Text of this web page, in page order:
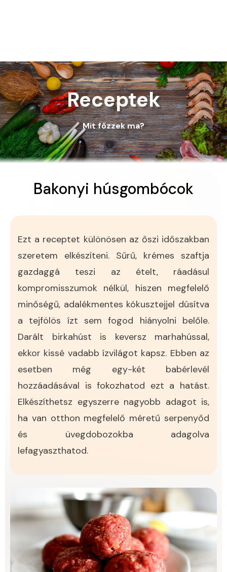
Receptek
Mit főzzek ma?
Bakonyi húsgombócok
Ezt a receptet különösen az őszi időszakban
szeretem elkészíteni. Sűrű, krémes szaftja
gazdaggá teszi az ételt, ráadásul
kompromisszumok nélkül, hiszen megfelelő
minőségű, adalékmentes kókusztejjel dúsítva
a tejfölös ízt sem fogod hiányolni belőle.
Darált birkahúst is keversz marhahússal,
ekkor kissé vadabb ízvilágot kapsz. Ebben az
esetben még egy-két babérlevél
hozzáadásával is fokozhatod ezt a hatást.
Elkészíthetsz egyszerre nagyobb adagot is,
ha van otthon megfelelő méretű serpenyőd
és üvegdobozokba adagolva
lefagyaszthatod.